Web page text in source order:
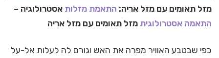
מזל תאומים עם מזל אריה: התאמת מזלות אסטרולוגיה –
התאמה אסטרולוגית מזל תאומים עם מזל אריה
כפי שבטבע האוויר מפרה את האש וגורם לה לעלות אל-על